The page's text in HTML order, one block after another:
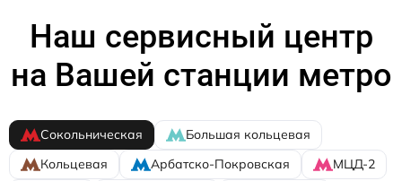
Наш сервисный центр
на Вашей станции метро
Сокольническая
Большая кольцевая
Кольцевая
Арбатско-Покровская
МЦД-2